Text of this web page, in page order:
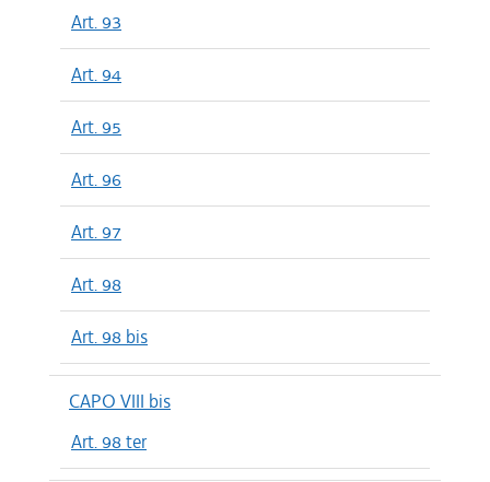
Art. 93
Art. 94
Art. 95
Art. 96
Art. 97
Art. 98
Art. 98 bis
CAPO VIII bis
Art. 98 ter